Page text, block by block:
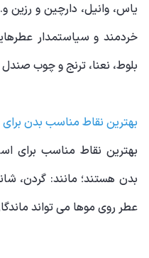
یاس، وانیل، دارچین و رزین
خردمند و سیاستمدار
بلوط، نعنا، ترنج و چوب
بهترین نقاط مناسب بدن
بهترین نقاط مناسب برای
بدن هستند؛ مانند: گردن،
عطر روی موها می تواند